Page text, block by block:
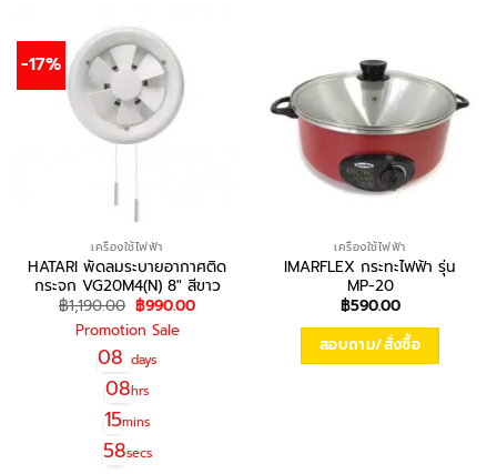
-17%
เครื่องใช้ไฟฟ้า
HATARI พัดลมระบายอากาศติด
กระจก VG20M4(N) 8″ สีขาว
฿1,190.00 Original
price
was:
฿990.00Current
Promotion Sale
08 days
08hrs
15mins
58secs
เครื่องใช้ไฟฟ้า
IMARFLEX กระทะไฟฟ้า รุ่น
MP-20
฿590.00
สอบถาม/สั่งซื้อ